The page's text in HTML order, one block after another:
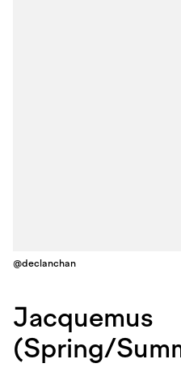
@declanchan
Jacquemus
(Spring/